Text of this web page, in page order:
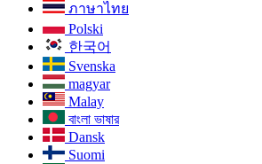
ภาษาไทย
Polski
한국어
Svenska
magyar
Malay
বাংলা ভাষার
Dansk
Suomi